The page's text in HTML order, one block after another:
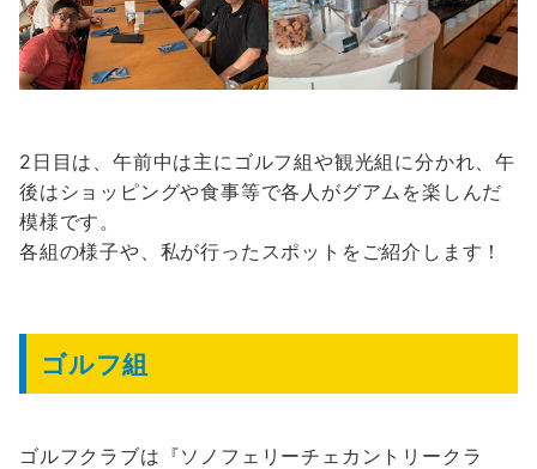
2日目は、午前中は主にゴルフ組や観光組に分かれ、午
後はショッピングや食事等で各人がグアムを楽しんだ
模様です。
各組の様子や、私が行ったスポットをご紹介します！
ゴルフ組
ゴルフクラブは『ソノフェリーチェカントリークラ